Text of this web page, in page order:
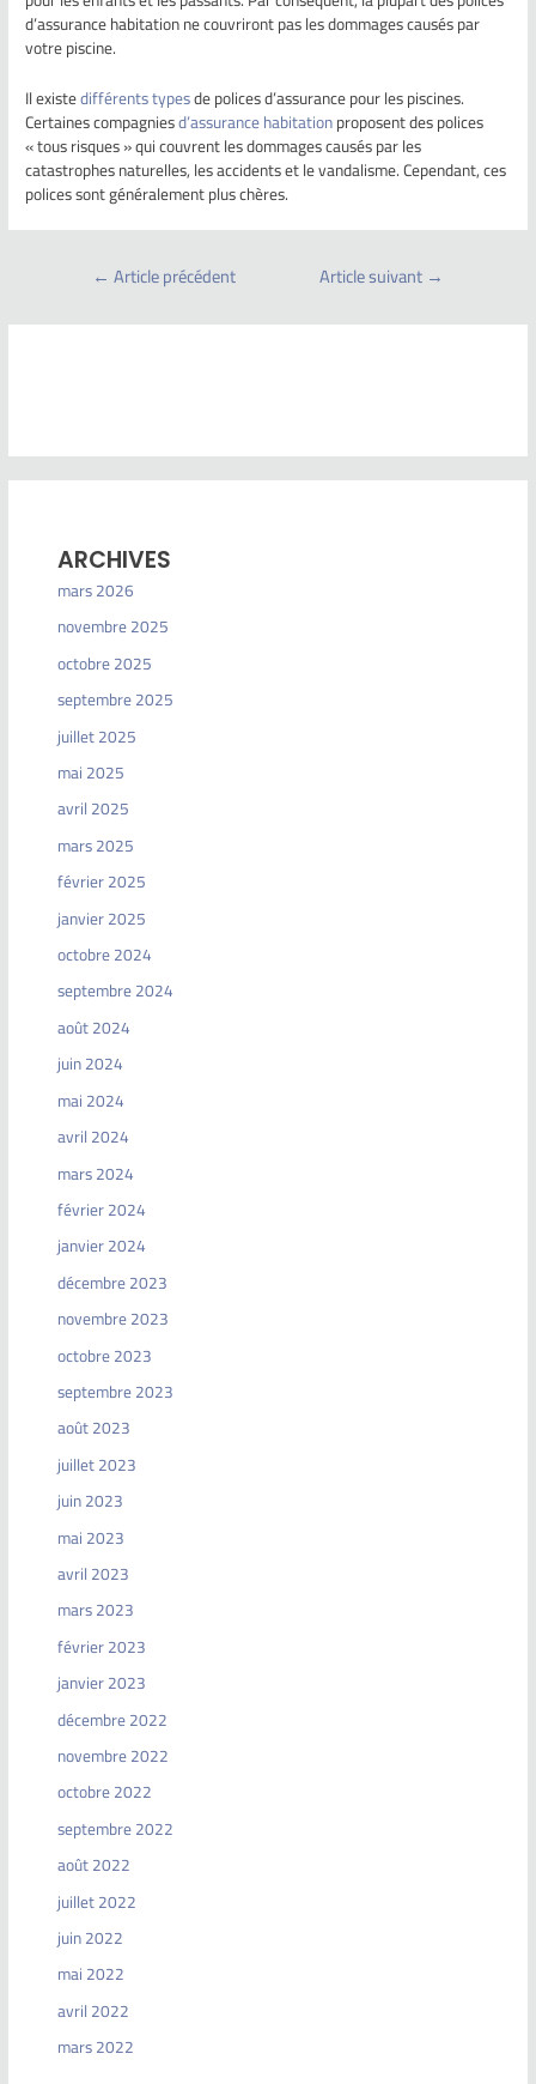
d’assurance habitation ne couvriront pas les dommages causés par
votre piscine.
Il existedifférents typesde polices d’assurance pour les piscines.
Certaines compagniesd’assurance habitationproposent des polices
« tous risques » qui couvrent les dommages causés par les
catastrophes naturelles, les accidents et le vandalisme. Cependant, ces
polices sont généralement plus chères.
← Article précédent Article suivant →
ARCHIVES
mars 2026
novembre 2025
octobre 2025
septembre 2025
juillet 2025
mai 2025
avril 2025
mars 2025
février 2025
janvier 2025
octobre 2024
septembre 2024
août 2024
juin 2024
mai 2024
avril 2024
mars 2024
février 2024
janvier 2024
décembre 2023
novembre 2023
octobre 2023
septembre 2023
août 2023
juillet 2023
juin 2023
mai 2023
avril 2023
mars 2023
février 2023
janvier 2023
décembre 2022
novembre 2022
octobre 2022
septembre 2022
août 2022
juillet 2022
juin 2022
mai 2022
avril 2022
mars 2022